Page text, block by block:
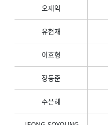
오재익
유현재
이효형
장동준
주은혜